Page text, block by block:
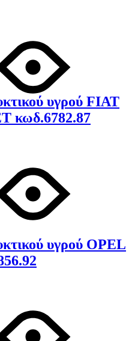
υγρού FIAT
κωδ.6782.87
υγρού OPEL